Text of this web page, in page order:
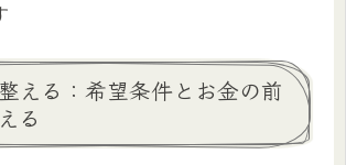
える：希望条件とお金の前
る